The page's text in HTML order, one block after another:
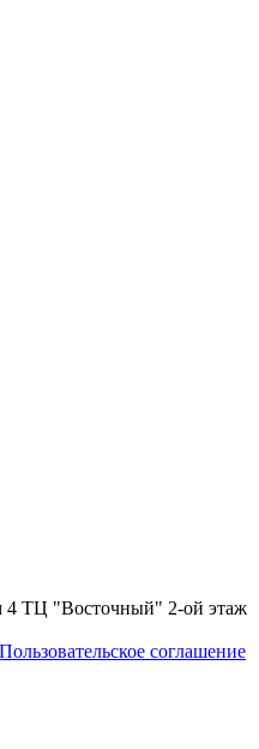
4 ТЦ "Восточный" 2-ой этаж
Пользовательское соглашение